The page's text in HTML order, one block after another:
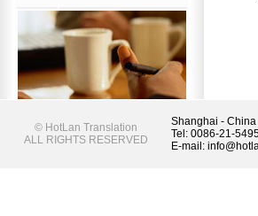
© HotLan Translation
ALL RIGHTS RESERVED
Shanghai - China
Tel: 0086-21-
E-mail: